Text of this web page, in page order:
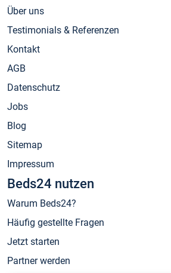
Über uns
Testimonials & Referenzen
Kontakt
AGB
Datenschutz
Jobs
Blog
Sitemap
Impressum
Beds24 nutzen
Warum Beds24?
Häufig gestellte Fragen
Jetzt starten
Partner werden